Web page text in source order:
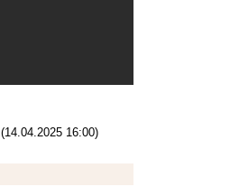
(14.04.2025 16:00)